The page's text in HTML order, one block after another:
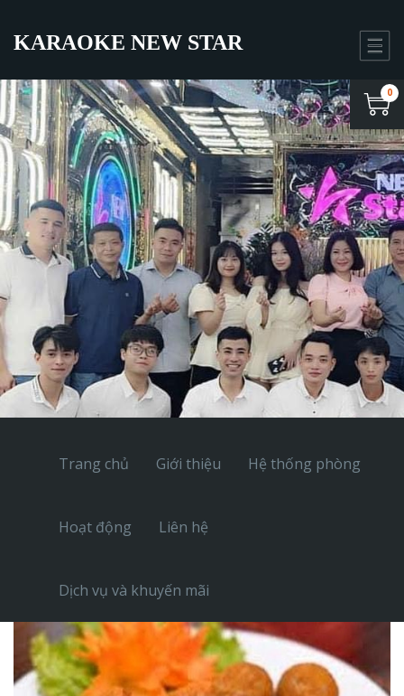
KARAOKE NEW STAR
0
Trang chủ Giới thiệu Hệ thống phòng
Hoạt động Liên hệ
Dịch vụ và khuyến mãi